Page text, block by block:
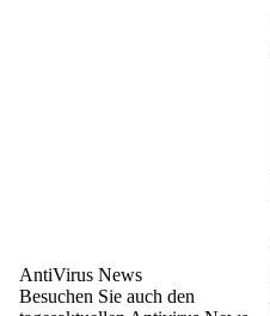
AntiVirus News
Besuchen Sie auch den